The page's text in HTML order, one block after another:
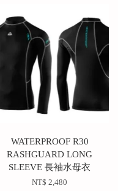
WATERPROOF R30
RASHGUARD LONG
SLEEVE 長袖水母衣
NT$ 2,480